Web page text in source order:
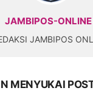
JAMBIPOS-ONLINE
JAMBIPOS
MENYUKAI